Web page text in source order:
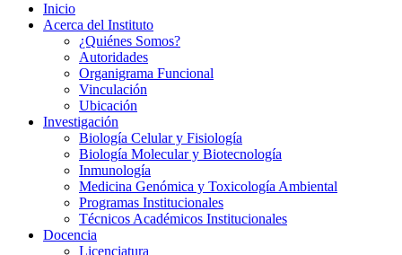
Inicio
Acerca del Instituto
¿Quiénes Somos?
Autoridades
Organigrama Funcional
Vinculación
Ubicación
Investigación
Biología Celular y Fisiología
Biología Molecular y Biotecnología
Inmunología
Medicina Genómica y Toxicología Ambiental
Programas Institucionales
Técnicos Académicos Institucionales
Docencia
Licenciatura